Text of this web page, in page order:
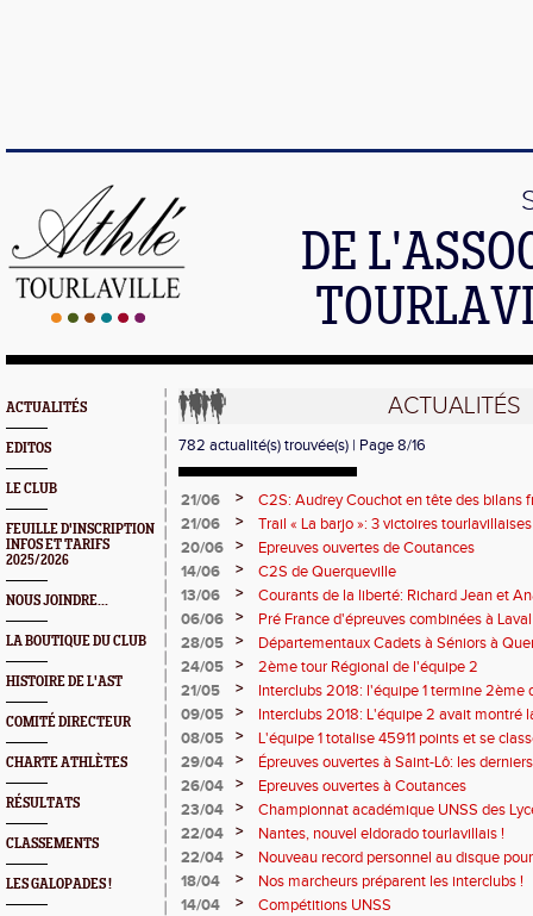
DE
ACTUALITÉS
EDITOS
LE CLUB
FEUILLE D'INSCRIPTION
INFOS ET TARIFS
2025/2026
NOUS JOINDRE...
LA BOUTIQUE DU CLUB
HISTOIRE DE L'AST
COMITÉ DIRECTEUR
CHARTE ATHLÈTES
RÉSULTATS
CLASSEMENTS
LES GALOPADES !
ACTUALITÉS
782 actualité(s) trouvée(s) | Page 8/16
21/06 >
C2S: Audrey Couchot en tête des bilans
7ème
21/06 >
Trail « La barjo »: 3 victoires
20/06
>
Epreuves ouvertes de Coutances
14/06
>
C2S de Querqueville
13/06
>
Courants de la liberté: Richard Jean et
06/06
>
Pré France d'épreuves combinées à Laval
28/05
>
Départementaux Cadets à Séniors à
de titre
24/05 >
2ème tour Régional de l'équipe 2
21/05
>
Interclubs 2018: l'équipe 1 termine 2ème
09/05
>
Interclubs 2018: L'équipe 2 avait montré
08/05
>
L'équipe 1 totalise 45911 points et se
29/04
>
Épreuves ouvertes à Saint-Lô: les
tourlavillais !
26/04 >
Epreuves ouvertes à Coutances
23/04
>
Championnat académique UNSS des
22/04
>
Nantes, nouvel eldorado tourlavillais !
22/04
>
Nouveau record personnel au disque
18/04
>
Nos marcheurs préparent les interclubs !
14/04
>
Compétitions UNSS